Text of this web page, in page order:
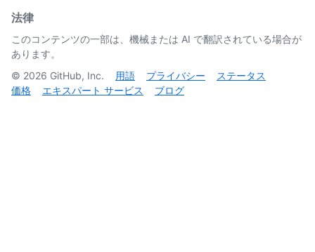
法律
このコンテンツの一部は、機械または AI で翻訳されている場合が
あります。
© 2026 GitHub, Inc. 用語 プライバシー
ステータス
価格
エキスパート サービス ブログ